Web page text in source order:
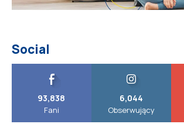
Social
93,838
Fani
6,044
Obserwujący